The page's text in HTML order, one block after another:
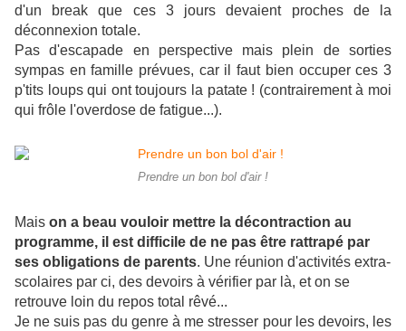
d'un break que ces 3 jours devaient proches de la
déconnexion totale.
Pas d'escapade en perspective mais plein de sorties
sympas en famille prévues, car il faut bien occuper ces 3
p'tits loups qui ont toujours la patate ! (contrairement à moi
qui frôle l'overdose de fatigue...).
Prendre un bon bol d'air !
Mais on a beau vouloir mettre la décontraction au
programme, il est difficile de ne pas être rattrapé par
ses obligations de parents. Une réunion d'activités extra-
scolaires par ci, des devoirs à vérifier par là, et on se
retrouve loin du repos total rêvé...
Je ne suis pas du genre à me stresser pour les devoirs, les